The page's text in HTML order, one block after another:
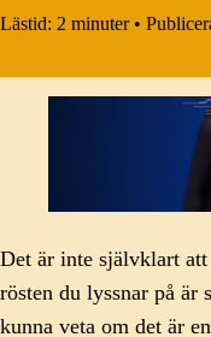
Lästid: 2 minuter •
Det är inte självklart
rösten du lyssnar på är
kunna veta om det är